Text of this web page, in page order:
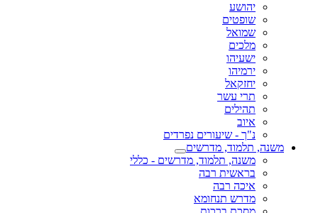
יהושע
שופטים
שמואל
מלכים
ישעיהו
ירמיהו
יחזקאל
תרי עשר
תהילים
איוב
נ"ך - שיעורים נפרדים
משנה, תלמוד, מדרשים
משנה, תלמוד, מדרשים - כללי
בראשית רבה
איכה רבה
מדרש תנחומא